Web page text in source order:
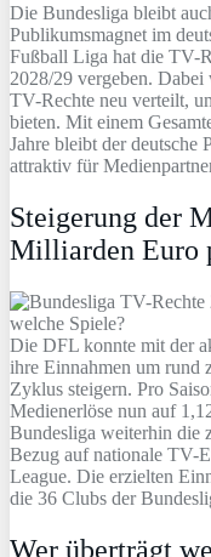
Die Bundesliga bleibt
Publikumsmagnet im
Fußball Liga hat die TV-
2028/29 vergeben.
TV-Rechte neu verteilt,
bieten. Mit einem
Jahre bleibt der
attraktiv für
Steigerung der
Milliarden Euro
Die DFL konnte mit der
ihre Einnahmen um rund
Zyklus steigern. Pro
Medienerlöse nun auf
Bundesliga weiterhin die
Bezug auf nationale TV-
League. Die erzielten
die 36 Clubs der
Wer überträgt